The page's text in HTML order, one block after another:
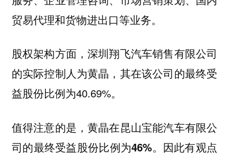
贸易代理和货物进出口等业务。
股权架构方面，深圳翔飞汽车销售有限公司
的实际控制人为黄晶，其在该公司的最终受
益股份比例为40.69%。
值得注意的是，黄晶在昆山宝能汽车有限公
司的最终受益股份比例为46%。因此有观点